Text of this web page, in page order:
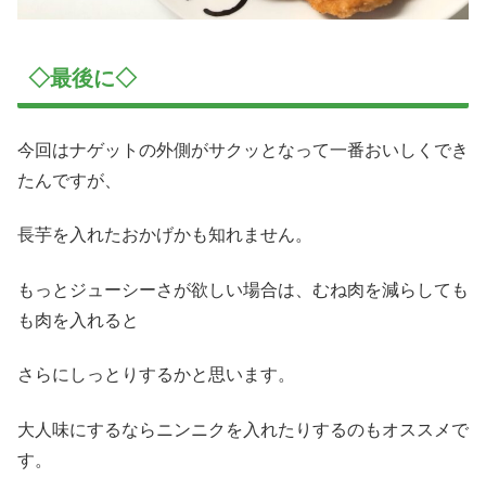
◇最後に◇
今回はナゲットの外側がサクッとなって一番おいしくでき
たんですが、
長芋を入れたおかげかも知れません。
もっとジューシーさが欲しい場合は、むね肉を減らしても
も肉を入れると
さらにしっとりするかと思います。
大人味にするならニンニクを入れたりするのもオススメで
す。